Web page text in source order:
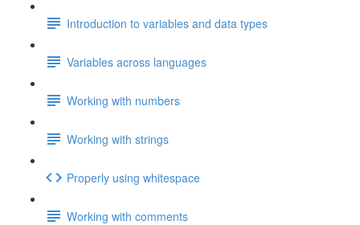
Introduction to variables and data types
Variables across languages
Working with numbers
Working with strings
Properly using whitespace
Working with comments